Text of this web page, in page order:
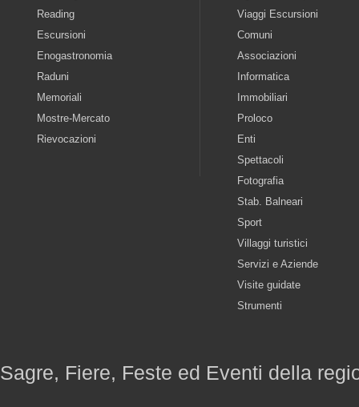
Reading
Escursioni
Enogastronomia
Raduni
Memoriali
Mostre-Mercato
Rievocazioni
Viaggi Escursioni
Comuni
Associazioni
Informatica
Immobiliari
Proloco
Enti
Spettacoli
Fotografia
Stab. Balneari
Sport
Villaggi turistici
Servizi e Aziende
Visite guidate
Strumenti
Sagre, Fiere, Feste ed Eventi della